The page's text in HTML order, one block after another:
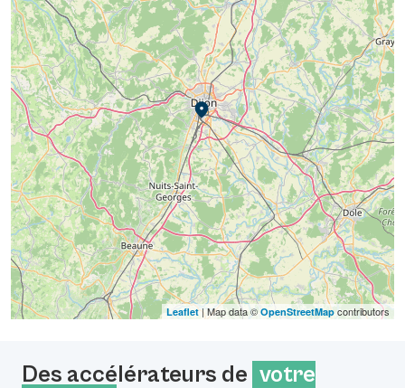
Leaflet| Map data © OpenStreetMap contributors
Des accélérateurs de votre